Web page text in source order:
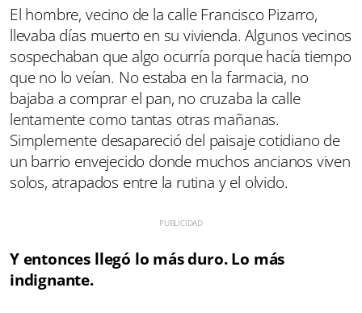
El hombre, vecino de la calle Francisco Pizarro,
llevaba días muerto en su vivienda. Algunos vecinos
sospechaban que algo ocurría porque hacía tiempo
que no lo veían. No estaba en la farmacia, no
bajaba a comprar el pan, no cruzaba la calle
lentamente como tantas otras mañanas.
Simplemente desapareció del paisaje cotidiano de
un barrio envejecido donde muchos ancianos viven
solos, atrapados entre la rutina y el olvido.
Y entonces llegó lo más duro. Lo más
indignante.